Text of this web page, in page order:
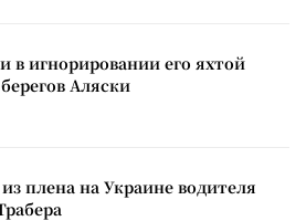
в игнорировании его яхтой
Аляски
плена на Украине водителя